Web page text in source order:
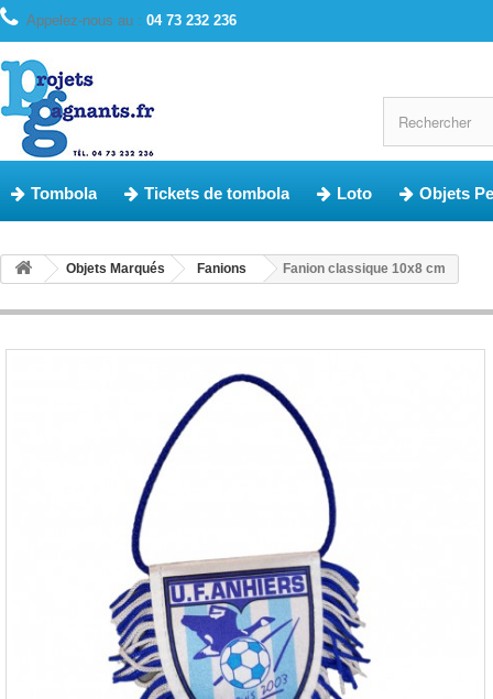
Appelez-nous au : 04 73 232 236
Tombola Tickets de tombola Loto Objets
Objets Marqués Fanions Fanion classique 10x8 cm